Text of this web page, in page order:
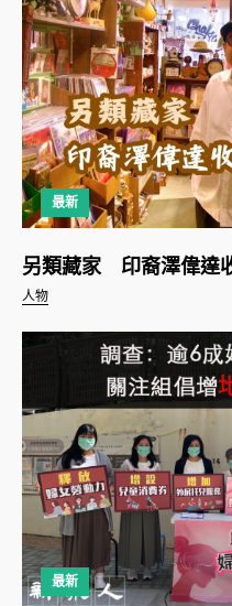
最新
人物
另類藏家 印裔澤偉達
最新